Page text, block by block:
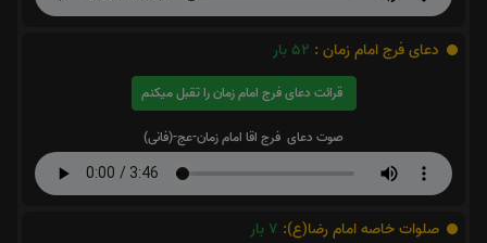
دعای فرج امام زمان : 52 بار
قرائت دعای فرج امام زمان را تقبل میکنم
صوت دعای فرج اقا امام زمان-عج-(فانی)
صلوات خاصه امام رضا(ع): 7 بار